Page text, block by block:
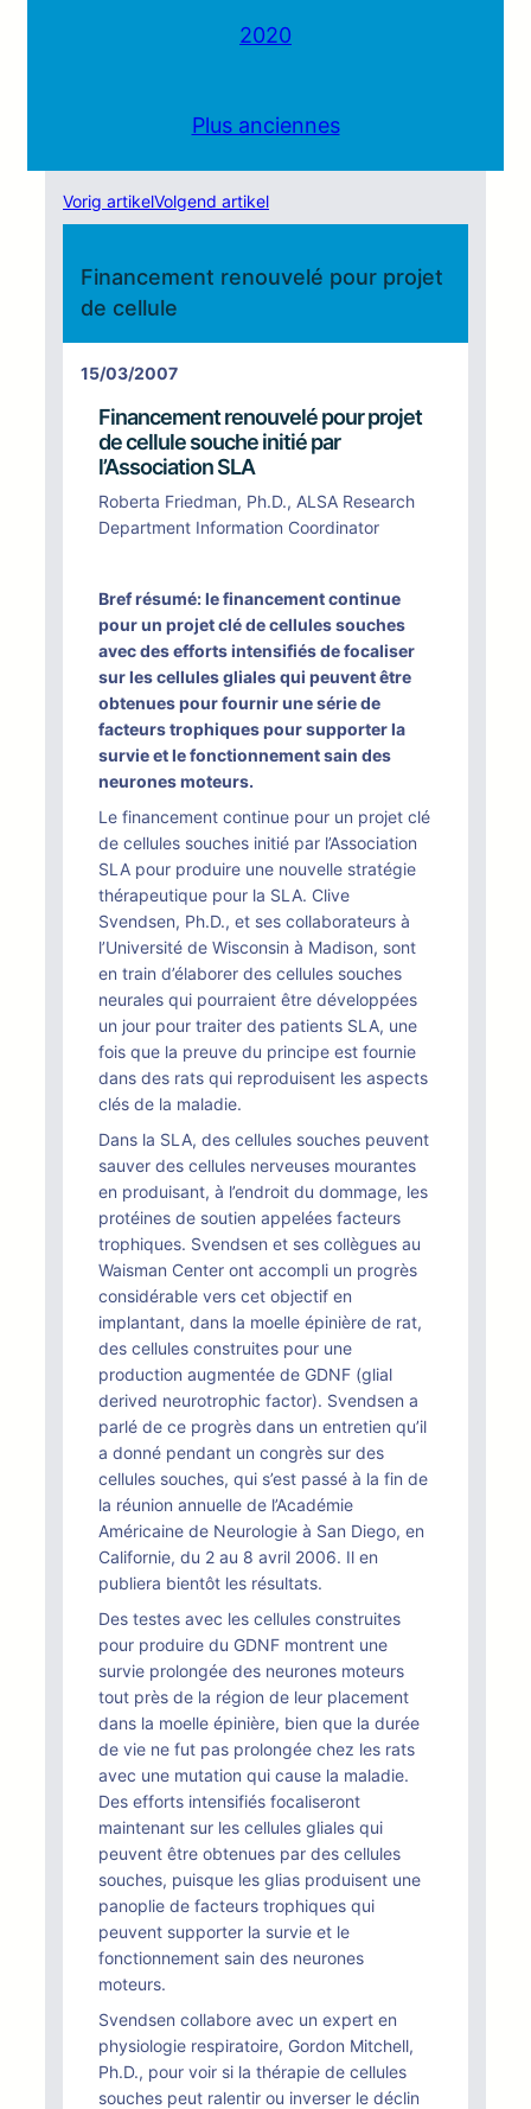
2020
Plus anciennes
Vorig artikelVolgend artikel
Financement renouvelé pour projet
de cellule
15/03/2007
Financement renouvelé pour projet
de cellule souche initié par
l’Association SLA
Roberta Friedman, Ph.D., ALSA Research
Department Information Coordinator
Bref résumé: le financement continue
pour un projet clé de cellules souches
avec des efforts intensifiés de focaliser
sur les cellules gliales qui peuvent être
obtenues pour fournir une série de
facteurs trophiques pour supporter la
survie et le fonctionnement sain des
neurones moteurs.
Le financement continue pour un projet clé
de cellules souches initié par l’Association
SLA pour produire une nouvelle stratégie
thérapeutique pour la SLA. Clive
Svendsen, Ph.D., et ses collaborateurs à
l’Université de Wisconsin à Madison, sont
en train d’élaborer des cellules souches
neurales qui pourraient être développées
un jour pour traiter des patients SLA, une
fois que la preuve du principe est fournie
dans des rats qui reproduisent les aspects
clés de la maladie.
Dans la SLA, des cellules souches peuvent
sauver des cellules nerveuses mourantes
en produisant, à l’endroit du dommage, les
protéines de soutien appelées facteurs
trophiques. Svendsen et ses collègues au
Waisman Center ont accompli un progrès
considérable vers cet objectif en
implantant, dans la moelle épinière de rat,
des cellules construites pour une
production augmentée de GDNF (glial
derived neurotrophic factor). Svendsen a
parlé de ce progrès dans un entretien qu’il
a donné pendant un congrès sur des
cellules souches, qui s’est passé à la fin de
la réunion annuelle de l’Académie
Américaine de Neurologie à San Diego, en
Californie, du 2 au 8 avril 2006. Il en
publiera bientôt les résultats.
Des testes avec les cellules construites
pour produire du GDNF montrent une
survie prolongée des neurones moteurs
tout près de la région de leur placement
dans la moelle épinière, bien que la durée
de vie ne fut pas prolongée chez les rats
avec une mutation qui cause la maladie.
Des efforts intensifiés focaliseront
maintenant sur les cellules gliales qui
peuvent être obtenues par des cellules
souches, puisque les glias produisent une
panoplie de facteurs trophiques qui
peuvent supporter la survie et le
fonctionnement sain des neurones
moteurs.
Svendsen collabore avec un expert en
physiologie respiratoire, Gordon Mitchell,
Ph.D., pour voir si la thérapie de cellules
souches peut ralentir ou inverser le déclin